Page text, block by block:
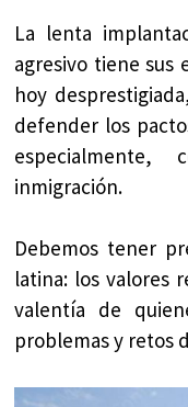
La lenta
agresivo tiene sus
hoy
defender los
inmigración.
Debemos tener
latina: los valores
valentía de
problemas y retos